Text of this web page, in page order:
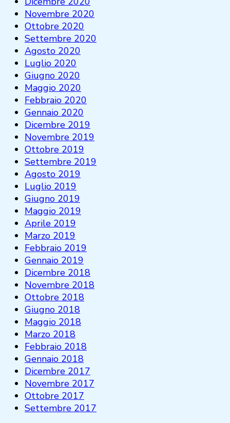
Novembre 2020
Ottobre 2020
Settembre 2020
Agosto 2020
Luglio 2020
Giugno 2020
Maggio 2020
Febbraio 2020
Gennaio 2020
Dicembre 2019
Novembre 2019
Ottobre 2019
Settembre 2019
Agosto 2019
Luglio 2019
Giugno 2019
Maggio 2019
Aprile 2019
Marzo 2019
Febbraio 2019
Gennaio 2019
Dicembre 2018
Novembre 2018
Ottobre 2018
Giugno 2018
Maggio 2018
Marzo 2018
Febbraio 2018
Gennaio 2018
Dicembre 2017
Novembre 2017
Ottobre 2017
Settembre 2017